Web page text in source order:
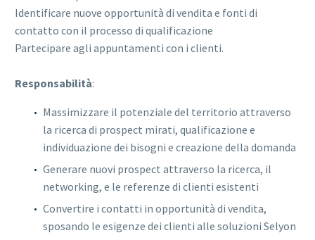
Identificare nuove opportunità di vendita e fonti di
contatto con il processo di qualificazione
Partecipare agli appuntamenti con i clienti.
Responsabilità:
Massimizzare il potenziale del territorio attraverso
la ricerca di prospect mirati, qualificazione e
individuazione dei bisogni e creazione della domanda
Generare nuovi prospect attraverso la ricerca, il
networking, e le referenze di clienti esistenti
Convertire i contatti in opportunità di vendita,
sposando le esigenze dei clienti alle soluzioni Selyon